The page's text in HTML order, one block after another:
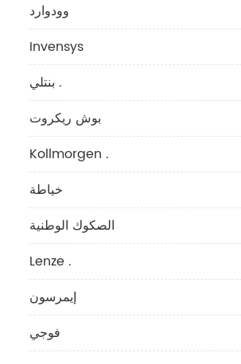
وودوارد
Invensys
بنتلي .
بوش ريكروت
Kollmorgen .
خياطة
الصكوك الوطنية
Lenze .
إيمرسون
فوجي